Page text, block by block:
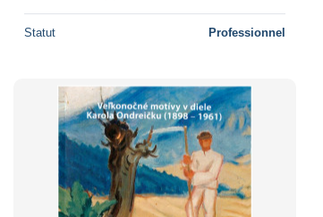
Statut Professionnel